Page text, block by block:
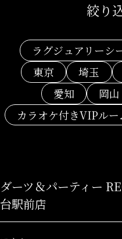
絞り
ラグジュアリーシ
東京
埼玉
愛知
岡山
カラオケ付きVIPルー
ダーツ＆パーティー
台駅前店